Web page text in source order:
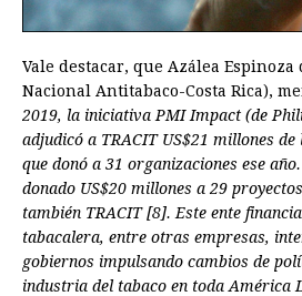
Vale destacar, que Azálea Espinoza
Nacional Antitabaco-Costa Rica),
2019, la iniciativa PMI Impact (de
adjudicó a TRACIT US$21 millones de
que donó a 31 organizaciones ese
donado US$20 millones a 29
también TRACIT [8]. Este ente
tabacalera, entre otras empresas,
gobiernos impulsando cambios de
industria del tabaco en toda América